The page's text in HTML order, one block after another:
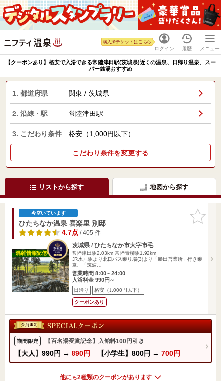
ログイン
購入済チケットはこちら
履歴 メニュー
【クーポンあり】格安で入浴できる常陸津田駅(茨城県)近くの温泉、日帰り温泉、スー
パー銭湯おすすめ
1. 都道府県 関東 / 茨城県
2. 沿線・駅 常陸津田駅
3. こだわり条件 格安（1,000円以下）
こだわり条件を変更する
リストから探す 地図から探す
お気に入
りに追加
今空いています
ひたちなか温泉 喜楽里 別邸
4.7点/ 405 件
茨城県 / ひたちなか市大字市毛
常陸津田駅2.03km 常陸青柳駅1.92km
JR水戸駅より北口バス乗り場(3)より「勝田営業所」行き乗
車、「筑波…
営業時間 8:00～24:00
入浴料金 990円～
日帰り 格安（1,000円以下）
クーポンあり
期間限定 【百名湯受賞記念】入館料100円引き
【大人】 990円 → 890円 【小学生】 800円 → 700円
他にも2種類のクーポンがあります